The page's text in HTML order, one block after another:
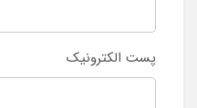
پست الکترونیک